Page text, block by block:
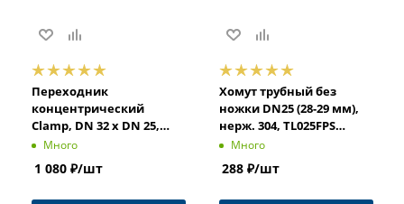
Переходник
концентрический
Clamp, DN 32 x DN 25,
нерж. сталь 316, TLCR32-
25SS TITAN LOCK
Много
1 080 ₽/шт
Хомут трубный без
ножки DN25 (28-29 мм),
нерж. 304, TL025FPS
TITAN LOCK
Много
288 ₽/шт